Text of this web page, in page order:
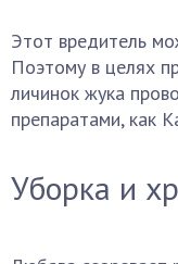
Этот вредитель
Поэтому в целях
личинок жука
препаратами, как
Уборка и